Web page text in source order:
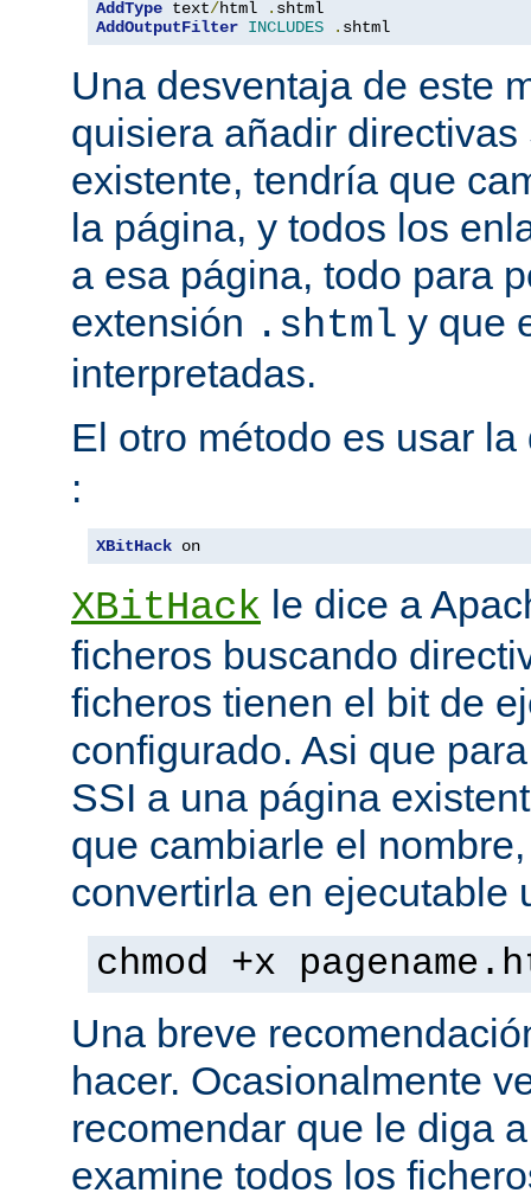
AddType text/html .
AddOutputFilter INCLUDES . shtml
Una desventaja de este
quisiera añadir
existente, tendría que
la página, y todos los
a esa página, todo para
extensión .shtml y que
interpretadas.
El otro método es usar
:
XBitHack on
XBitHack le dice a
ficheros buscando
ficheros tienen el bit de
configurado. Asi que
SSI a una página
que cambiarle el
convertirla en ejecutable
chmod +x
Una breve
hacer. Ocasionalmente
recomendar que le diga
examine todos los